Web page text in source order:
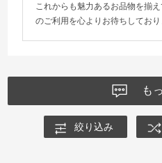
これからも魅力あるお品物を揃
のご利用を心よりお待ちしており
も
絞り込み